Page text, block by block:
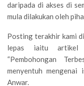
daripada di akses di
mula dilakukan oleh
Posting terakhir kami
lepas iaitu artikel
“Pembohongan
menyentuh
Anwar.